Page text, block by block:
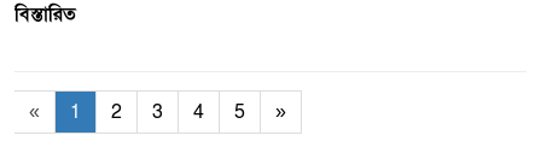
বিস্তারিত
« 1 2 3 4 5 »